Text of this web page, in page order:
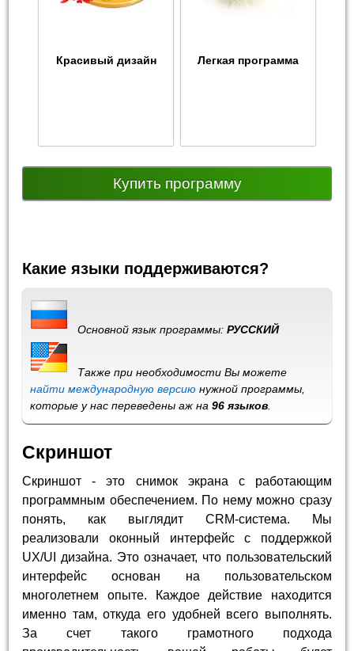
Красивый дизайн Легкая программа
Купить программу
Какие языки поддерживаются?
Основной язык программы:РУССКИЙ
Также при необходимости Вы можете
найти международную версию нужной программы,
которые у нас переведены аж на96 языков
Скриншот
Скриншот - это снимок экрана с работающим
программным обеспечением. По нему можно сразу
понять, как выглядит CRM-система. Мы
реализовали оконный интерфейс с поддержкой
UX/UI дизайна. Это означает, что пользовательский
интерфейс основан на пользовательском
многолетнем опыте. Каждое действие находится
именно там, откуда его удобней всего выполнять.
За счет такого грамотного подхода